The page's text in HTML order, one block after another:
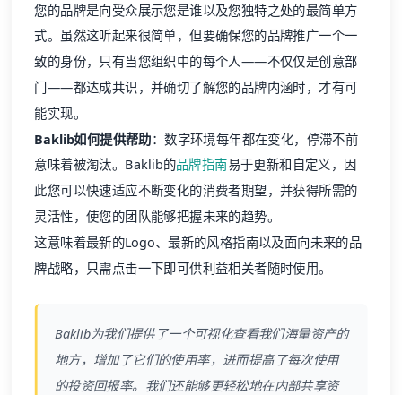
您的品牌是向受众展示您是谁以及您独特之处的最简单方
式。虽然这听起来很简单，但要确保您的品牌推广一个一
致的身份，只有当您组织中的每个人——不仅仅是创意部
门——都达成共识，并确切了解您的品牌内涵时，才有可
能实现。
Baklib如何提供帮助：数字环境每年都在变化，停滞不前
意味着被淘汰。Baklib的品牌指南易于更新和自定义，因
此您可以快速适应不断变化的消费者期望，并获得所需的
灵活性，使您的团队能够把握未来的趋势。
这意味着最新的Logo、最新的风格指南以及面向未来的品
牌战略，只需点击一下即可供利益相关者随时使用。
Baklib为我们提供了一个可视化查看我们海量资产的
地方，增加了它们的使用率，进而提高了每次使用
的投资回报率。我们还能够更轻松地在内部共享资